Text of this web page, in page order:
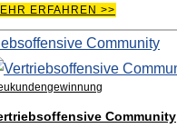
ERFAHREN >>
Community